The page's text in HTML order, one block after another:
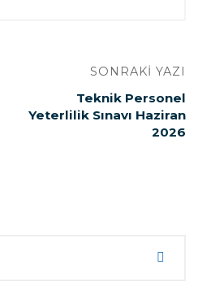
SONRAKI YAZI
Teknik Personel
Yeterlilik Sınavı Haziran
2026